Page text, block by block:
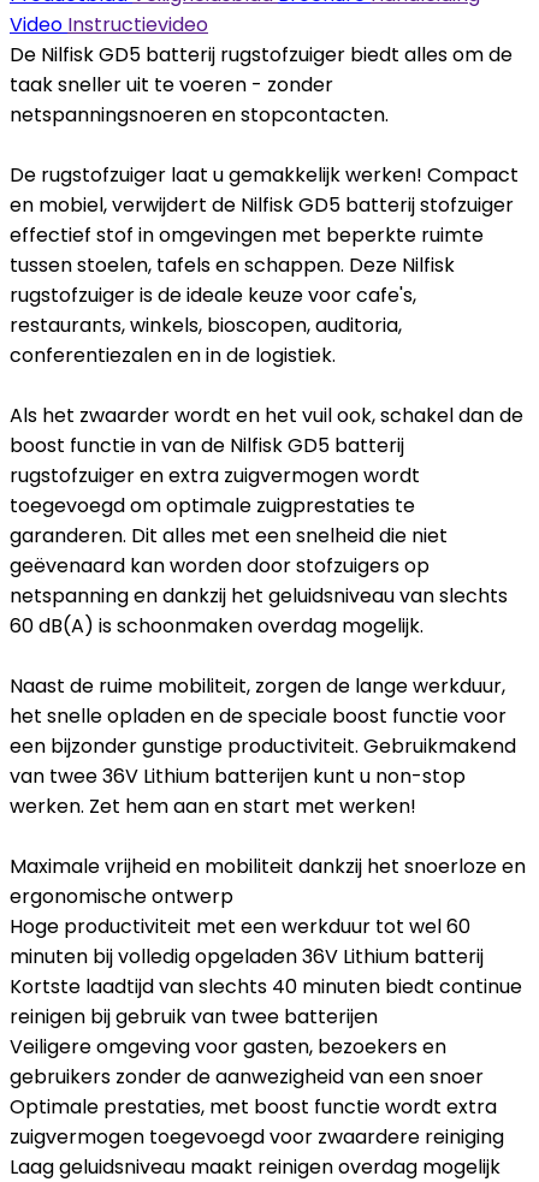
Video Instructievideo
De Nilfisk GD5 batterij rugstofzuiger biedt alles om de
taak sneller uit te voeren - zonder
netspanningsnoeren en stopcontacten.
De rugstofzuiger laat u gemakkelijk werken! Compact
en mobiel, verwijdert de Nilfisk GD5 batterij stofzuiger
effectief stof in omgevingen met beperkte ruimte
tussen stoelen, tafels en schappen. Deze Nilfisk
rugstofzuiger is de ideale keuze voor cafe's,
restaurants, winkels, bioscopen, auditoria,
conferentiezalen en in de logistiek.
Als het zwaarder wordt en het vuil ook, schakel dan de
boost functie in van de Nilfisk GD5 batterij
rugstofzuiger en extra zuigvermogen wordt
toegevoegd om optimale zuigprestaties te
garanderen. Dit alles met een snelheid die niet
geëvenaard kan worden door stofzuigers op
netspanning en dankzij het geluidsniveau van slechts
60 dB(A) is schoonmaken overdag mogelijk.
Naast de ruime mobiliteit, zorgen de lange werkduur,
het snelle opladen en de speciale boost functie voor
een bijzonder gunstige productiviteit. Gebruikmakend
van twee 36V Lithium batterijen kunt u non-stop
werken. Zet hem aan en start met werken!
Maximale vrijheid en mobiliteit dankzij het snoerloze en
ergonomische ontwerp
Hoge productiviteit met een werkduur tot wel 60
minuten bij volledig opgeladen 36V Lithium batterij
Kortste laadtijd van slechts 40 minuten biedt continue
reinigen bij gebruik van twee batterijen
Veiligere omgeving voor gasten, bezoekers en
gebruikers zonder de aanwezigheid van een snoer
Optimale prestaties, met boost functie wordt extra
zuigvermogen toegevoegd voor zwaardere reiniging
Laag geluidsniveau maakt reinigen overdag mogelijk